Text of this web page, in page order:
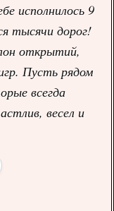
исполнилось 9
тысячи дорог!
открытий,
Пусть рядом
всегда
весел и